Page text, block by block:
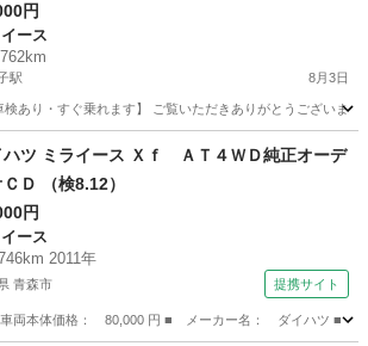
円
ース
駅 8月3日
検あり・すぐ乗れます】 ご覧いただきありがとうございま
子駅 ミライース
ハツ ミライース Ｘｆ ＡＴ４ＷＤ純正オーデ
ＣＤ （検8.12）
円
ース
2011年
青森市 提携サイト
両本体価格： 80,000 円 ■ メーカー名： ダイハツ ■